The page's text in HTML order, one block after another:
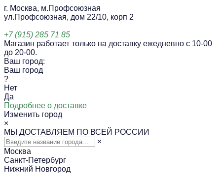
г. Москва, м.Профсоюзная
ул.Профсоюзная, дом 22/10, корп 2
+7 (915) 285 71 85
Магазин работает только на доставку ежедневно с 10-00
до 20-00.
Ваш город:
Ваш город
?
Нет
Да
Подробнее о доставке
Изменить город
×
МЫ ДОСТАВЛЯЕМ ПО ВСЕЙ РОССИИ
×
Москва
Санкт-Петербург
Нижний Новгород